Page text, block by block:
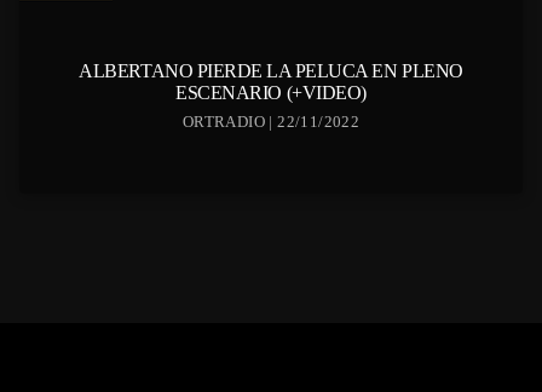
ALBERTANO PIERDE LA PELUCA EN PLENO
ESCENARIO (+VIDEO)
ORTRADIO | 22/11/2022